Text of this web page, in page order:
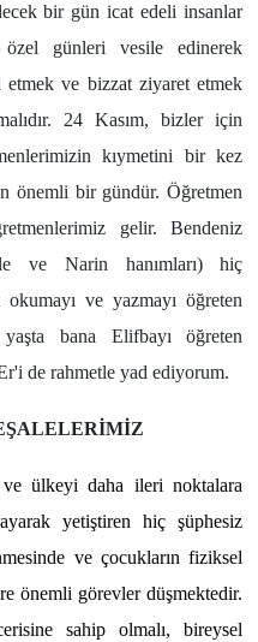
bir gün icat edeli insanlar
günleri vesile edinerek
etmek ve bizzat ziyaret etmek
24 Kasım, bizler için
kıymetini birkez
önemli bir gündür.Öğretmen
gelir. Bendeniz
ve Narin hanımları) hiç
ve yazmayı öğreten
bana Elifbayı öğreten
de rahmetle yad ediyorum.
ülkeyi daha ileri noktalara
yetiştiren hiç şüphesiz
ve çocukların fiziksel
önemli görevler düşmektedir.
sahip olmalı, bireysel